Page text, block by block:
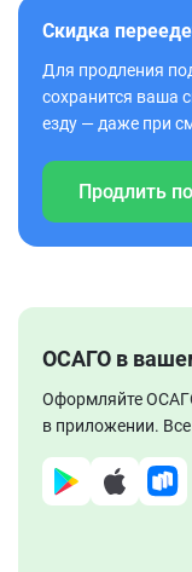
Скидка
Для продления
сохранится ваша
езду — даже при
Продлить
ОСАГО в
Оформляйте
в приложении.